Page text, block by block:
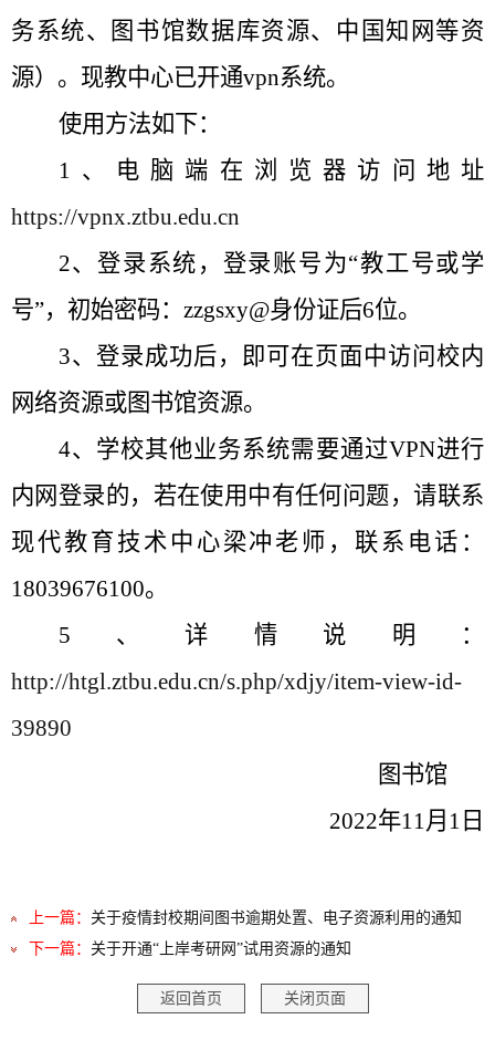
务系统、图书馆数据库资源、中国知网等资
源）。现教中心已开通vpn系统。
使用方法如下：
1、电脑端在浏览器访问地址
https://vpnx.ztbu.edu.cn
2、登录系统，登录账号为“教工号或学
号”，初始密码：zzgsxy@身份证后6位。
3、登录成功后，即可在页面中访问校内
网络资源或图书馆资源。
4、学校其他业务系统需要通过VPN进行
内网登录的，若在使用中有任何问题，请联系
现代教育技术中心梁冲老师，联系电话：
18039676100。
5、详情说明：
http://htgl.ztbu.edu.cn/s.php/xdjy/item-view-id-
39890
图书馆
2022年11月1日
上一篇： 关于疫情封校期间图书逾期处置、电子资源利用的通知
下一篇： 关于开通“上岸考研网”试用资源的通知
返回首页 关闭页面